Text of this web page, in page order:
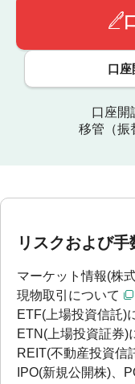
口座
口座開
移管（振
リスクおよび
マーケット情報(株
現物取引について
ETF(上場投資信託)
ETN(上場投資証券)
REIT(不動産投資信
IPO(新規公開株)、